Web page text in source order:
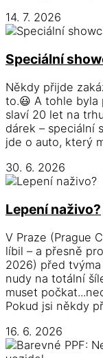
14. 7. 2026
Speciální
Někdy přijde
to.😃 A tohle byla
slaví 20 let na
dárek – speciální
jde o auto, který
30. 6. 2026
Lepení naživo?
V Praze (Prague
líbil – a přesně
2026) před
nudy na totální
muset
Pokud jsi někdy
16. 6. 2026